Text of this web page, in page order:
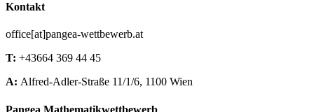
Kontakt
office[at]pangea-wettbewerb.at
T: +43664 369 44 45
A: Alfred-Adler-Straße 11/1/6, 1100 Wien
Pangea Mathematikwettbewerb